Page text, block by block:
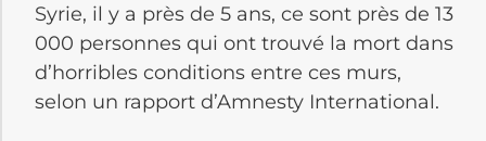
Syrie, il y a près de 5 ans, ce sont près de 13
000 personnes qui ont trouvé la mort dans
d’horribles conditions entre ces murs,
selon un rapport d’Amnesty International.